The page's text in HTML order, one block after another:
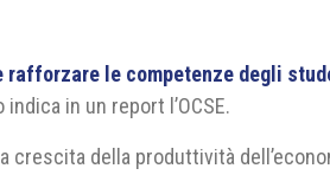
rafforzare le competenze degli
indica in un report l’OCSE.
crescita della produttività